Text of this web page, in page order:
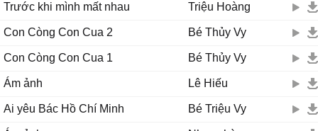
Trước khi mình mất nhau Triệu Hoàng
Con Còng Con Cua 2 Bé Thủy Vy
Con Còng Con Cua 1 Bé Thủy Vy
Ám ảnh Lê Hiếu
Ai yêu Bác Hồ Chí Minh Bé Triệu Vy